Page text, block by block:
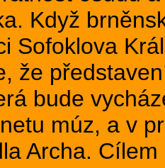
Když
Sofoklova
že
bude
múz, a v
Archa.